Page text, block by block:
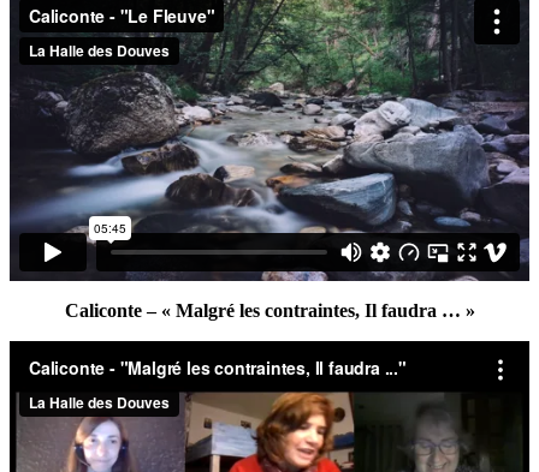
Caliconte – « Malgré les contraintes, Il faudra … »